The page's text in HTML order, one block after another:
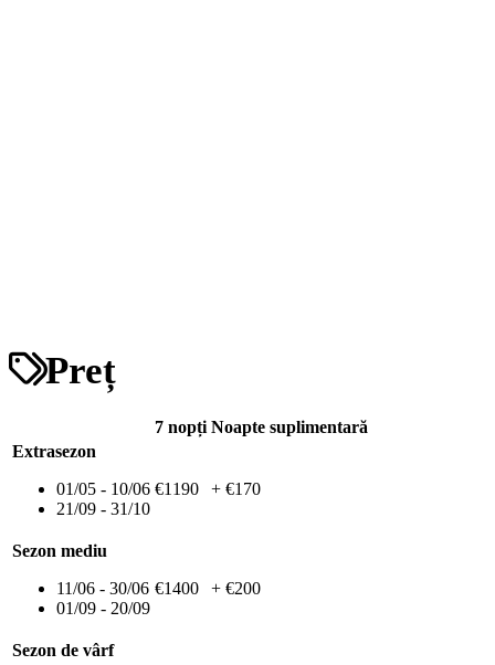
Preț
7 nopți Noapte suplimentară
Extrasezon
01/05 - 10/06
21/09 - 31/10
€1190 + €170
Sezon mediu
11/06 - 30/06
01/09 - 20/09
€1400 + €200
Sezon de vârf